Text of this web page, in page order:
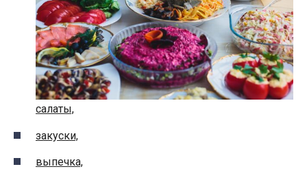
салаты,
закуски,
выпечка,